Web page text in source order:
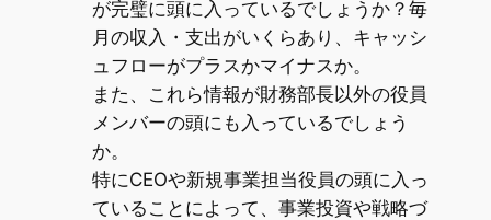
が完璧に頭に入っているでしょうか？毎
月の収入・支出がいくらあり、キャッシ
ュフローがプラスかマイナスか。
また、これら情報が財務部長以外の役員
メンバーの頭にも入っているでしょう
か。
特にCEOや新規事業担当役員の頭に入っ
ていることによって、事業投資や戦略づ